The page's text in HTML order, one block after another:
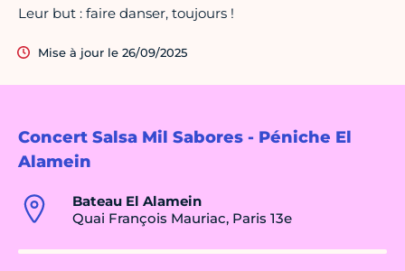
Concert Salsa Mil Sabores - Péniche El
Alamein
Bateau El Alamein
Quai François Mauriac, Paris 13e
Leur but : faire danser, toujours !
Mise à jour le 26/09/2025